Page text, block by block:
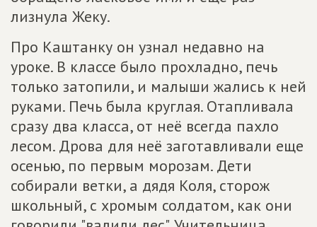
лизнула Жеку.
Про Каштанку он узнал недавно на
уроке. В классе было прохладно, печь
только затопили, и малыши жались к ней
руками. Печь была круглая. Отапливала
сразу два класса, от неё всегда пахло
лесом. Дрова для неё заготавливали еще
осенью, по первым морозам. Дети
собирали ветки, а дядя Коля, сторож
школьный, с хромым солдатом, как они